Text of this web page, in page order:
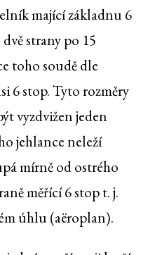
mající základnu 6
strany po 15
toho soudě dle
6 stop. Tyto rozměry
vyzdvižen jeden
jehlance neleží
mírně od ostrého
měřící 6 stop t. j.
úhlu (aëroplan).